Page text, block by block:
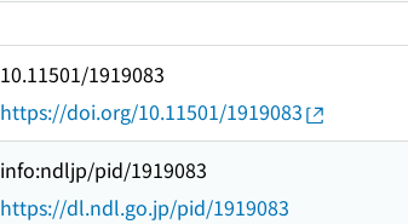
10.11501/1919083
https://doi.org/10.11501/1919083
info:ndljp/pid/1919083
https://dl.ndl.go.jp/pid/1919083